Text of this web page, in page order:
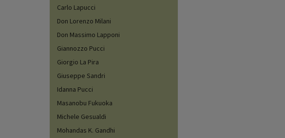
Carlo Lapucci
Don Lorenzo Milani
Don Massimo Lapponi
Giannozzo Pucci
Giorgio La Pira
Giuseppe Sandri
Idanna Pucci
Masanobu Fukuoka
Michele Gesualdi
Mohandas K. Gandhi